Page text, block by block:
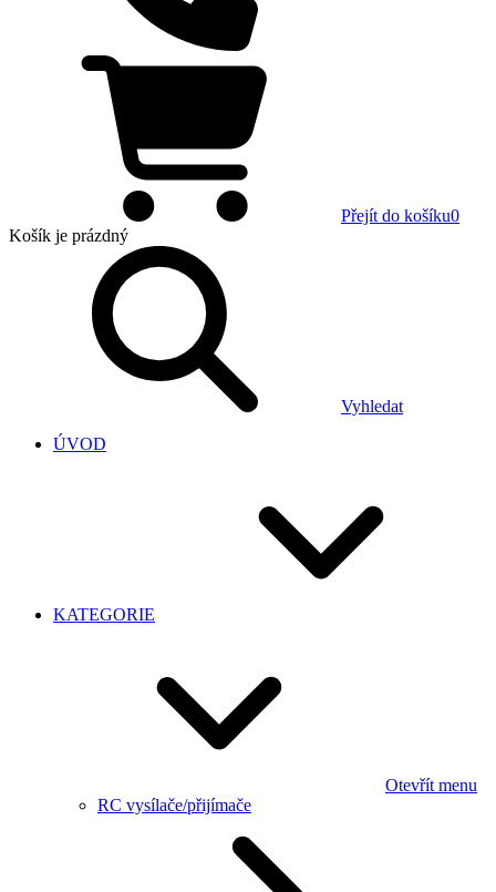
Přejít do košíku0
Košík je prázdný
Vyhledat
ÚVOD
KATEGORIE
Otevřít menu
RC vysílače/přijímače